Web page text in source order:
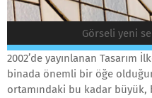
Görseli yeni
2002’de yayınlanan Tasarım
binada önemli bir öğe
ortamındaki bu kadar büyük,